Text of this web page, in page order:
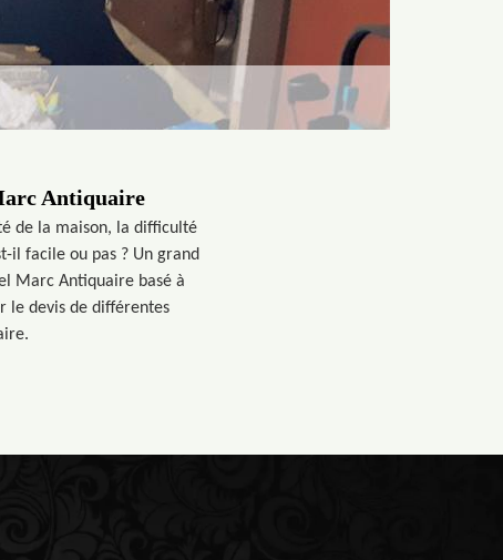
Antiquaire
de la maison, la difficulté
il facile ou pas ? Un grand
Marc Antiquaire basé à
le devis de différentes